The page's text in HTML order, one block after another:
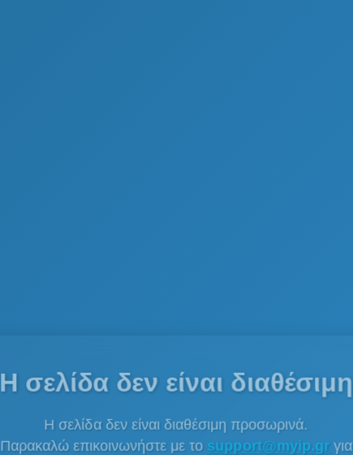
Η σελίδα δεν είναι διαθέσιμη
Η σελίδα δεν είναι διαθέσιμη προσωρινά.
Παρακαλώ επικοινωνήστε με το support@myip.gr για